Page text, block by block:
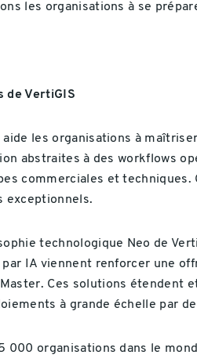
les organisations à se
de VertiGIS
aide les organisations à
abstraites à des workflows
commerciales et
exceptionnels.
technologique Neo de
IA viennent renforcer une
Ces solutions étendent
à grande échelle par
000 organisations dans le